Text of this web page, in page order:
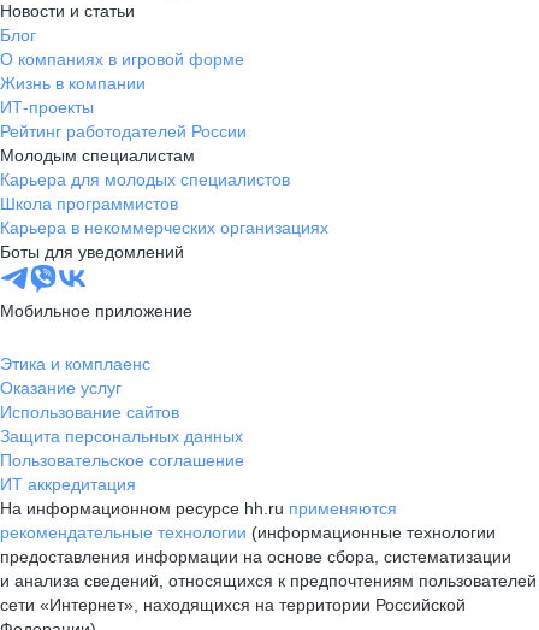
Новости и статьи
Блог
О компаниях в игровой форме
Жизнь в компании
ИТ-проекты
Рейтинг работодателей России
Молодым специалистам
Карьера для молодых специалистов
Школа программистов
Карьера в некоммерческих организациях
Боты для уведомлений
Мобильное приложение
Этика и комплаенс
Оказание услуг
Использование сайтов
Защита персональных данных
Пользовательское соглашение
ИТ аккредитация
На информационном ресурсе hh.ru применяются
рекомендательные технологии (информационные технологии
предоставления информации на основе сбора, систематизации
и анализа сведений, относящихся к предпочтениям пользователей
сети «Интернет», находящихся на территории Российской